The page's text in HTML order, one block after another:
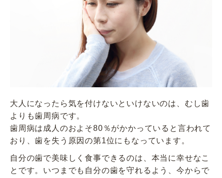
大人になったら気を付けないといけないのは、むし歯
よりも歯周病です。
歯周病は成人のおよそ80％がかかっていると言われて
おり、歯を失う原因の第1位にもなっています。
自分の歯で美味しく食事できるのは、本当に幸せなこ
とです。いつまでも自分の歯を守れるよう、今からで